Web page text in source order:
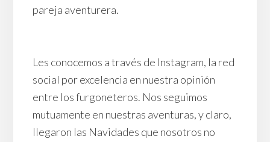
pareja aventurera.
Les conocemos a través de Instagram, la red
social por excelencia en nuestra opinión
entre los furgoneteros. Nos seguimos
mutuamente en nuestras aventuras, y claro,
llegaron las Navidades que nosotros no